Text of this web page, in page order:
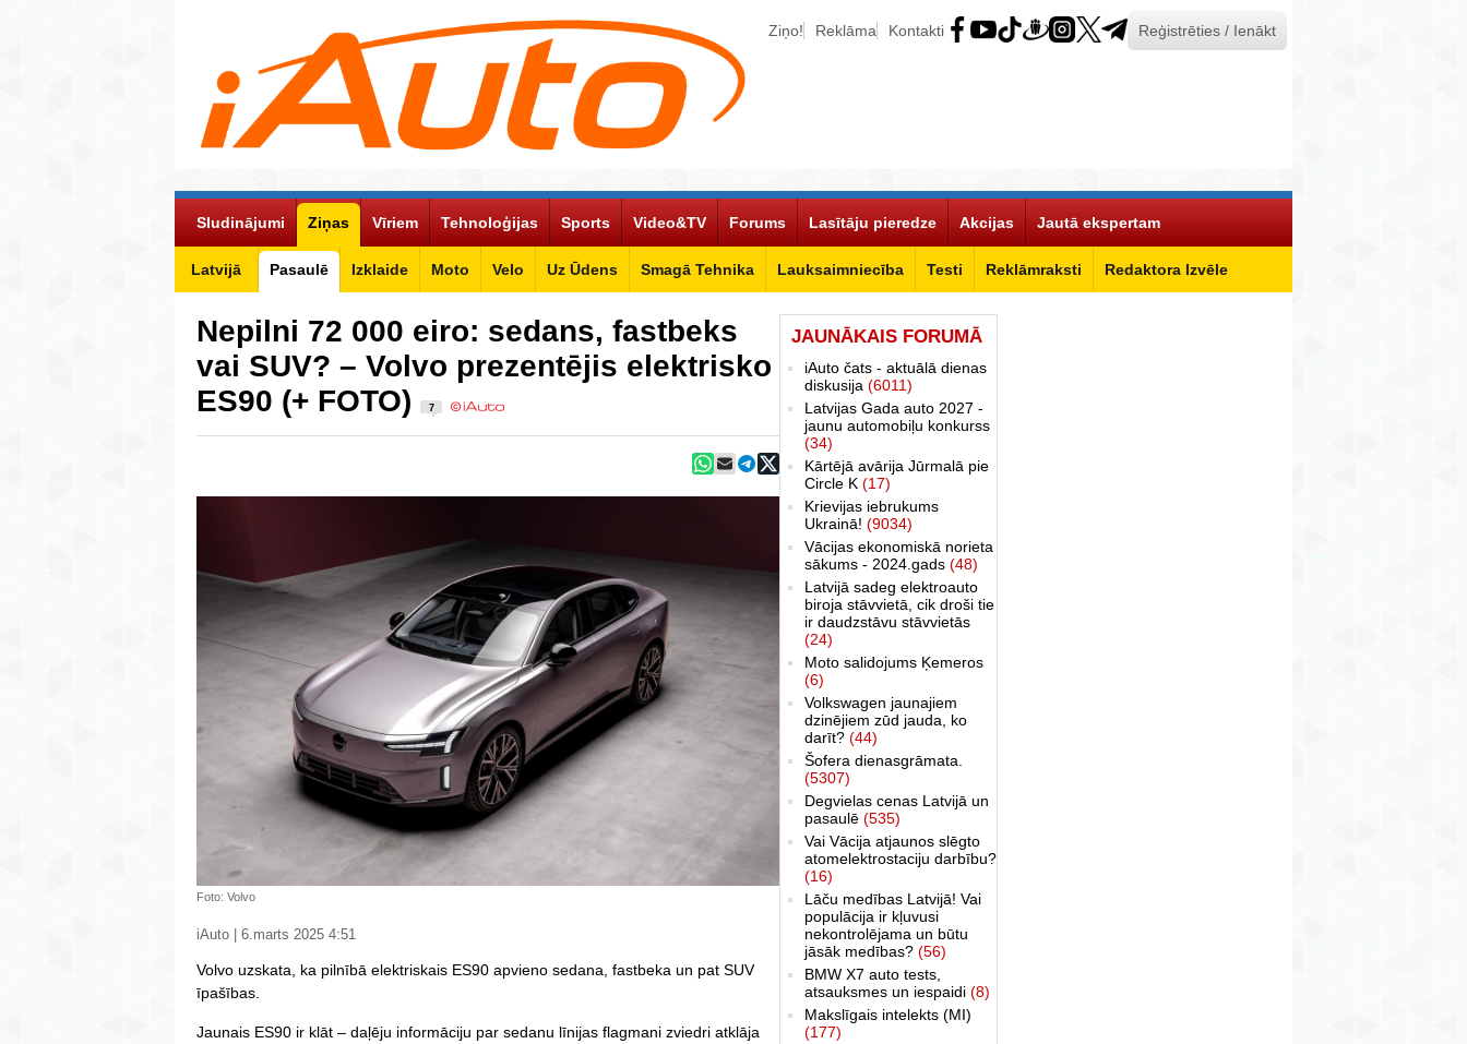
Ziņo! Reklāma Kontakti Reģistrēties / Ienākt
Sludinājumi Ziņas
Latvijā Pasaulē Izklaide Moto Velo Uz Ūdens Smagā Tehnika Lauksaimniecība Testi Reklāmraksti Redaktora Izvēle
Vīriem Tehnoloģijas Sports Video&TV Forums Lasītāju pieredze Akcijas Jautā ekspertam
Nepilni 72 000 eiro: sedans, fastbeks
vai SUV? – Volvo prezentējis elektrisko
ES90 (+ FOTO)
7
Foto: Volvo
iAuto | 6.marts 2025 4:51
Volvo uzskata, ka pilnībā elektriskais ES90 apvieno sedana, fastbeka un pat SUV
īpašības.
Jaunais ES90 ir klāt – daļēju informāciju par sedanu līnijas flagmani zviedri atklāja
JAUNĀKAIS FORUMĀ
iAuto čats - aktuālā dienas
diskusija (6011)
Latvijas Gada auto 2027 -
jaunu automobiļu konkurss
(34)
Kārtējā avārija Jūrmalā pie
Circle K (17)
Krievijas iebrukums
Ukrainā! (9034)
Vācijas ekonomiskā norieta
sākums - 2024.gads (48)
Latvijā sadeg elektroauto
biroja stāvvietā, cik droši tie
ir daudzstāvu stāvvietās
(24)
Moto salidojums Ķemeros
(6)
Volkswagen jaunajiem
dzinējiem zūd jauda, ko
darīt? (44)
Šofera dienasgrāmata.
(5307)
Degvielas cenas Latvijā un
pasaulē (535)
Vai Vācija atjaunos slēgto
atomelektrostaciju darbību?
(16)
Lāču medības Latvijā! Vai
populācija ir kļuvusi
nekontrolējama un būtu
jāsāk medības? (56)
BMW X7 auto tests,
atsauksmes un iespaidi (8)
Makslīgais intelekts (MI)
(177)